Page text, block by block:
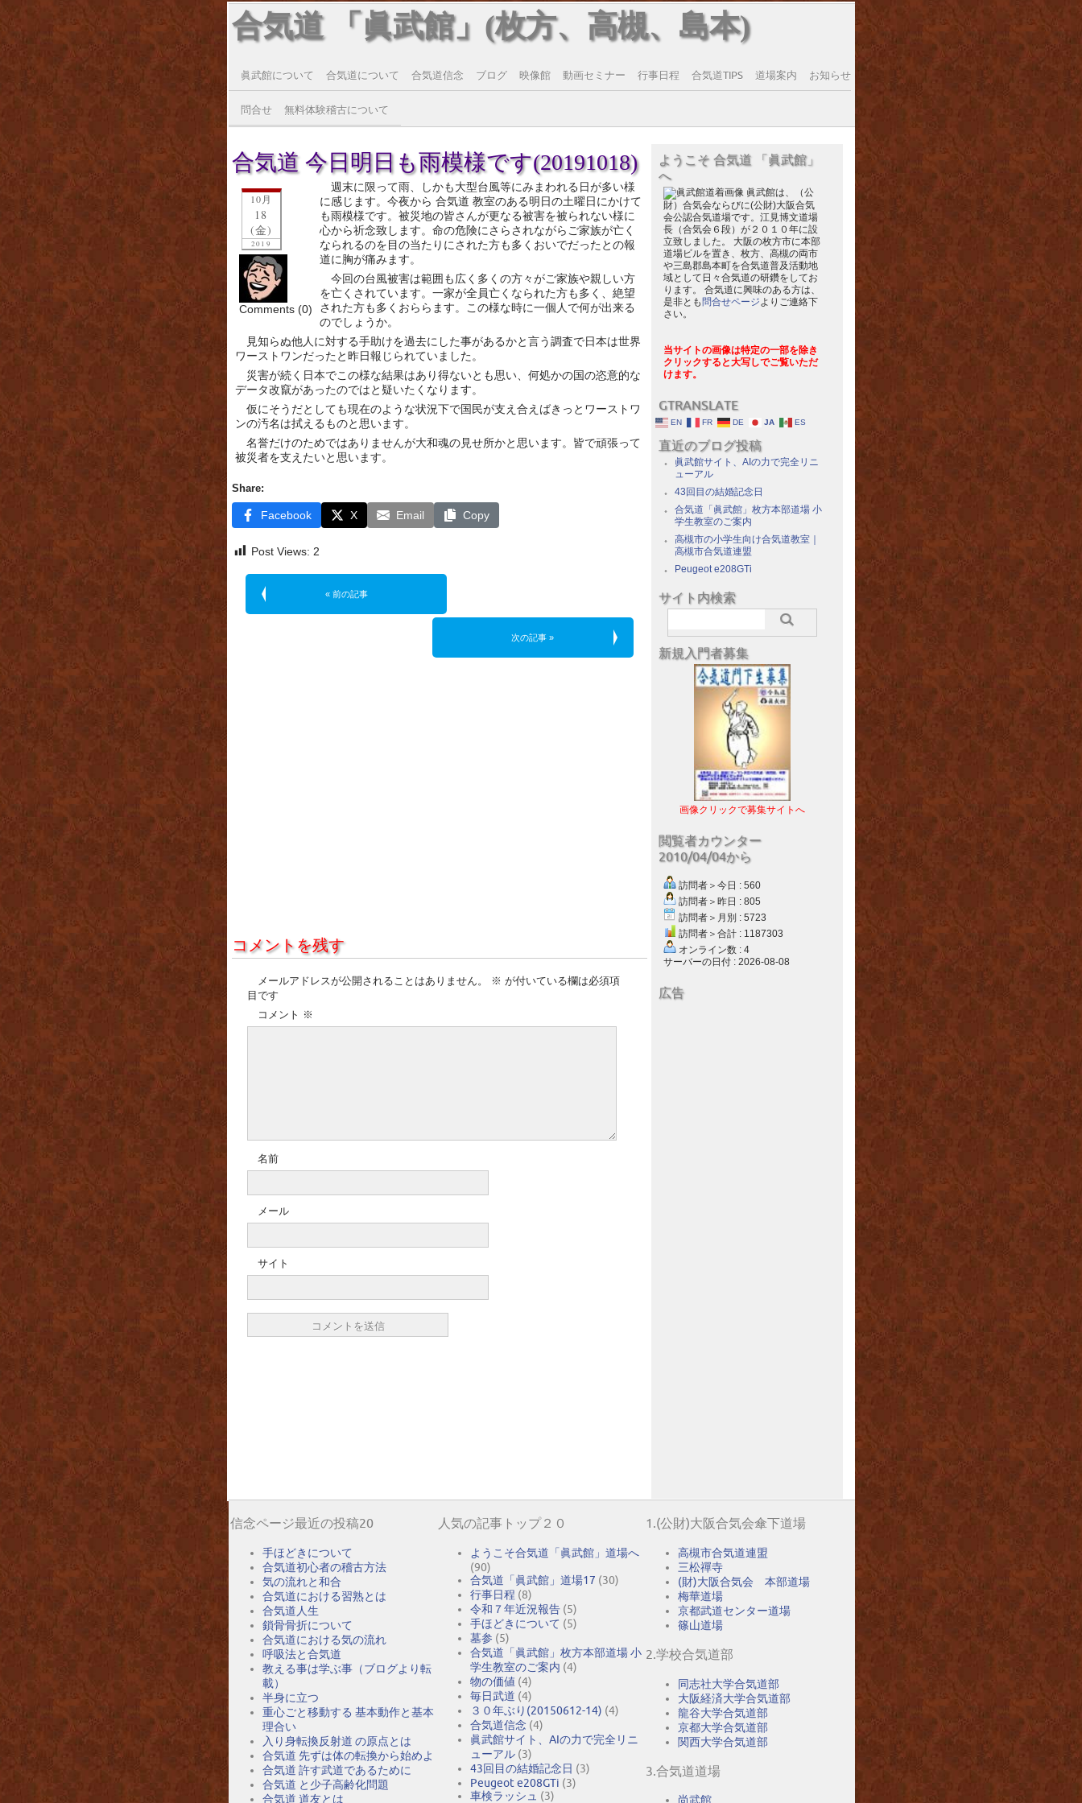
合気道 「眞武館」(枚方、高槻、島本)
眞武館について 合気道について 合気道信念 ブログ 映像館 動画セミナー 行事日程 合気道TIPS 道場案内 お知らせ
問合せ 無料体験稽古について
合気道 今日明日も雨模様です(20191018)
10月
18
(金)
2019
Comments (0)
週末に限って雨、しかも大型台風等にみまわれる日が多い様
に感じます。今夜から 合気道 教室のある明日の土曜日にかけて
も雨模様です。被災地の皆さんが更なる被害を被られない様に
心から祈念致します。命の危険にさらされながらご家族が亡く
なられるのを目の当たりにされた方も多くおいでだったとの報
道に胸が痛みます。
今回の台風被害は範囲も広く多くの方々がご家族や親しい方
を亡くされています。一家が全員亡くなられた方も多く、絶望
された方も多くおららます。この様な時に一個人で何が出来る
のでしょうか。
見知らぬ他人に対する手助けを過去にした事があるかと言う調査で日本は世界
ワーストワンだったと昨日報じられていました。
災害が続く日本でこの様な結果はあり得ないとも思い、何処かの国の恣意的な
データ改竄があったのではと疑いたくなります。
仮にそうだとしても現在のような状況下で国民が支え合えばきっとワーストワ
ンの汚名は拭えるものと思います。
名誉だけのためではありませんが大和魂の見せ所かと思います。皆で頑張って
被災者を支えたいと思います。
Share:
Facebook X Email Copy
Post Views: 2
« 前の記事
次の記事 »
コメントを残す
メールアドレスが公開されることはありません。 ※ が付いている欄は必須項
目です
コメント ※
名前
メール
サイト
ようこそ 合気道 「眞武館」
へ
眞武館は、（公
財）合気会ならびに(公財)大阪合気
会公認合気道場です。江見博文道場
長（合気会６段）が２０１０年に設
立致しました。 大阪の枚方市に本部
道場ビルを置き、枚方、高槻の両市
や三島郡島本町を合気道普及活動地
域として日々合気道の研鑽をしてお
ります。 合気道に興味のある方は、
是非とも 問合せページよりご連絡下
さい。
当サイトの画像は特定の一部を除き
クリックすると大写しでご覧いただ
けます。
GTRANSLATE
EN FR DE JA ES
直近のブログ投稿
眞武館サイト、AIの力で完全リニ
ューアル
43回目の結婚記念日
合気道「眞武館」枚方本部道場 小
学生教室のご案内
高槻市の小学生向け合気道教室｜
高槻市合気道連盟
Peugeot e208GTi
サイト内検索
新規入門者募集
画像クリックで募集サイトへ
閲覧者カウンター
2010/04/04から
訪問者＞今日 : 560
訪問者＞昨日 : 805
訪問者＞月別 : 5723
訪問者＞合計 : 1187303
オンライン数 : 4
サーバーの日付 : 2026-08-08
広告
信念ページ最近の投稿20
手ほどきについて
合気道初心者の稽古方法
気の流れと和合
合気道における習熟とは
合気道人生
鎖骨骨折について
合気道における気の流れ
呼吸法と合気道
教える事は学ぶ事（ブログより転
載）
半身に立つ
重心ごと移動する 基本動作と基本
理合い
入り身転換反射道 の原点とは
合気道 先ずは体の転換から始めよ
合気道 許す武道であるために
合気道 と少子高齢化問題
合気道 道友とは
人気の記事トップ２０
ようこそ合気道「眞武館」道場へ
(90)
合気道「眞武館」道場17 (30)
行事日程 (8)
令和７年近況報告 (5)
手ほどきについて (5)
墓参 (5)
合気道「眞武館」枚方本部道場 小
学生教室のご案内 (4)
物の価値 (4)
毎日武道 (4)
３０年ぶり(20150612-14) (4)
合気道信念 (4)
眞武館サイト、AIの力で完全リニ
ューアル (3)
43回目の結婚記念日 (3)
Peugeot e208GTi (3)
車検ラッシュ (3)
1.(公財)大阪合気会傘下道場
高槻市合気道連盟
三松禪寺
(財)大阪合気会 本部道場
梅華道場
京都武道センター道場
篠山道場
2.学校合気道部
同志社大学合気道部
大阪経済大学合気道部
龍谷大学合気道部
京都大学合気道部
関西大学合気道部
3.合気道道場
尚武館